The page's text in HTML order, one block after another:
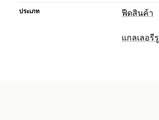
ประเภท ฟีดสินค้า
การปรับแ
แกลเลอรี